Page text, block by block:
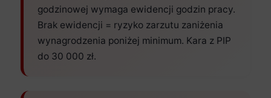
godzinowej wymaga ewidencji godzin pracy.
Brak ewidencji = ryzyko zarzutu zaniżenia
wynagrodzenia poniżej minimum. Kara z PIP
do 30 000 zł.